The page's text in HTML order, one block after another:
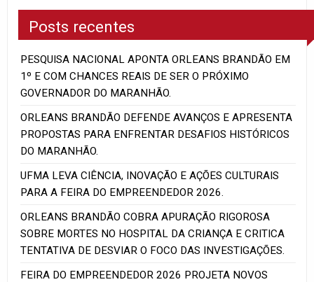
Posts recentes
PESQUISA NACIONAL APONTA ORLEANS BRANDÃO EM
1º E COM CHANCES REAIS DE SER O PRÓXIMO
GOVERNADOR DO MARANHÃO.
ORLEANS BRANDÃO DEFENDE AVANÇOS E APRESENTA
PROPOSTAS PARA ENFRENTAR DESAFIOS HISTÓRICOS
DO MARANHÃO.
UFMA LEVA CIÊNCIA, INOVAÇÃO E AÇÕES CULTURAIS
PARA A FEIRA DO EMPREENDEDOR 2026.
ORLEANS BRANDÃO COBRA APURAÇÃO RIGOROSA
SOBRE MORTES NO HOSPITAL DA CRIANÇA E CRITICA
TENTATIVA DE DESVIAR O FOCO DAS INVESTIGAÇÕES.
FEIRA DO EMPREENDEDOR 2026 PROJETA NOVOS